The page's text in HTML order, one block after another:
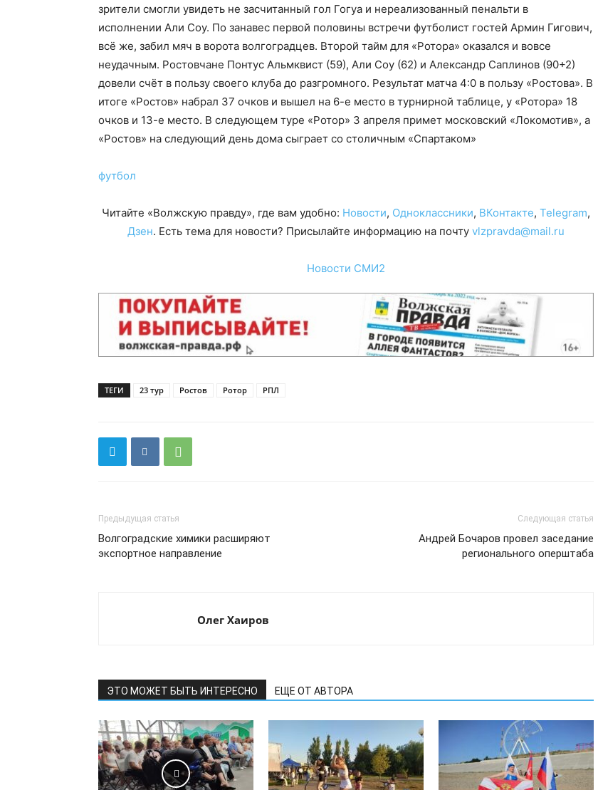
зрители смогли увидеть не засчитанный гол Гогуа и нереализованный пенальти в
исполнении Али Соу. По занавес первой половины встречи футболист гостей Армин Гигович,
всё же, забил мяч в ворота волгоградцев. Второй тайм для «Ротора» оказался и вовсе
неудачным. Ростовчане Понтус Альмквист (59), Али Соу (62) и Александр Саплинов (90+2)
довели счёт в пользу своего клуба до разгромного. Результат матча 4:0 в пользу «Ростова». В
итоге «Ростов» набрал 37 очков и вышел на 6-е место в турнирной таблице, у «Ротора» 18
очков и 13-е место. В следующем туре «Ротор» 3 апреля примет московский «Локомотив», а
«Ростов» на следующий день дома сыграет со столичным «Спартаком»
футбол
Читайте «Волжскую правду», где вам удобно: Новости, Одноклассники, ВКонтакте, Telegram,
Дзен. Есть тема для новости? Присылайте информацию на почту vlzpravda@mail.ru
Новости СМИ2
ТЕГИ 23 тур Ростов Ротор РПЛ
Предыдущая статья
Волгоградские химики расширяют
экспортное направление
Следующая статья
Андрей Бочаров провел заседание
регионального оперштаба
Олег Хаиров
ЭТО МОЖЕТ БЫТЬ ИНТЕРЕСНО ЕЩЕ ОТ АВТОРА